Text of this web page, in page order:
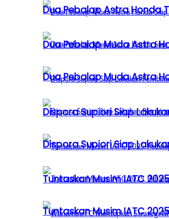
Dua Pebalap Muda Astra
Dispora Supiori Siap
Tuntaskan Musim IATC
Dua Pebalap Astra Honda
Dua Pebalap Muda Astra
Dispora Supiori Siap
Tuntaskan Musim IATC